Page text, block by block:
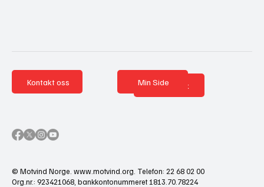
Kontakt oss Nettbutikk
Min Side
© Motvind Norge. www.motvind.org . Telefon: 22 68 02 00
Org.nr.: 923421068, bankkontonummeret 1813.70.78224